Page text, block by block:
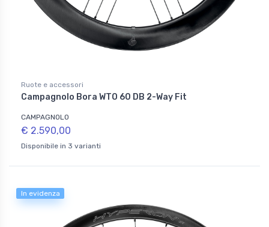
Ruote e accessori
Campagnolo Bora WTO 60 DB 2-Way Fit
CAMPAGNOLO
€ 2.590,00
Disponibile in 3 varianti
In evidenza